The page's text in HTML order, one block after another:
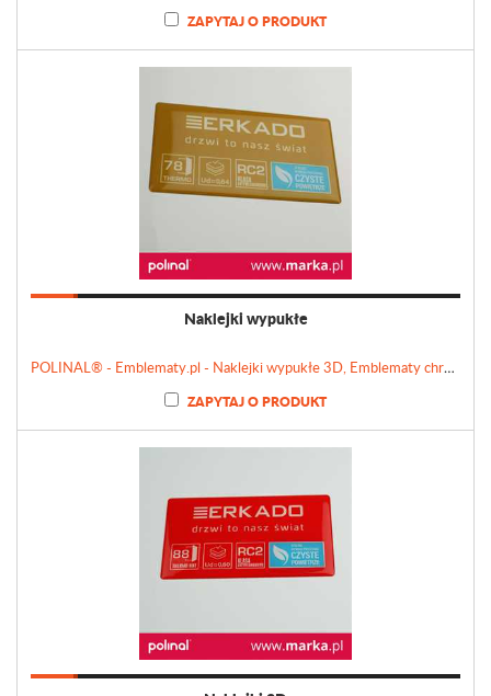
ZAPYTAJ O PRODUKT
Naklejki wypukłe
POLINAL® - Emblematy.pl - Naklejki wypukłe 3D, Emblematy chromowane, Tabliczki, Etykiety
ZAPYTAJ O PRODUKT